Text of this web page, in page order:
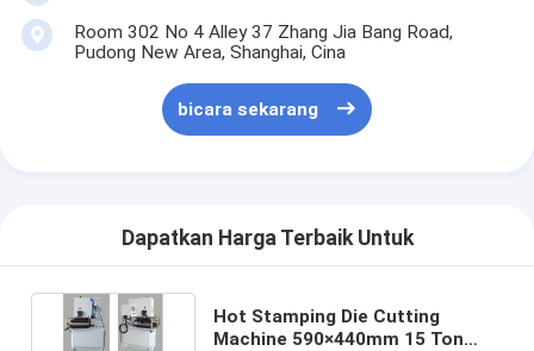
Room 302 No 4 Alley 37 Zhang Jia Bang Road,
Pudong New Area, Shanghai, Cina
bicara sekarang
Dapatkan Harga Terbaik Untuk
Hot Stamping Die Cutting
Machine 590×440mm 15 Ton